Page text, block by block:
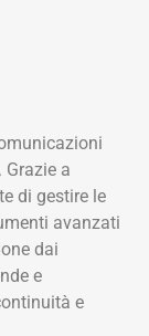
a
di gestire le
avanzati
dai
e
e